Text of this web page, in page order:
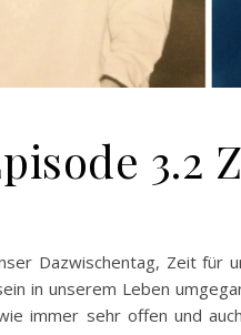
3.2
Dazwischentag, Zeit für
in unserem Leben
immer sehr offen und